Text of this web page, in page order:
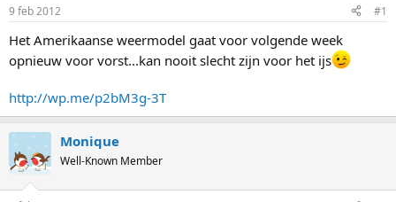
a
r
e
t
u
9 feb 2012 #1
Het Amerikaanse weermodel gaat voor volgende week
opnieuw voor vorst...kan nooit slecht zijn voor het ijs
http://wp.me/p2bM3g-3T
Monique
Well-Known Member